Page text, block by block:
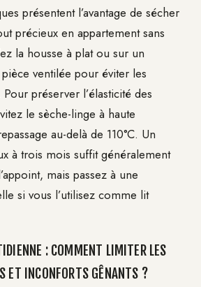
présentent l’avantage de sécher
précieux en appartement sans
la housse à plat ou sur un
ventilée pour éviter les
préserver l’élasticité des
le sèche-linge à haute
au-delà de 110°C. Un
à trois mois suffit généralement
mais passez à une
si vous l’utilisez comme lit
: COMMENT LIMITER LES
ET INCONFORTS GÊNANTS ?